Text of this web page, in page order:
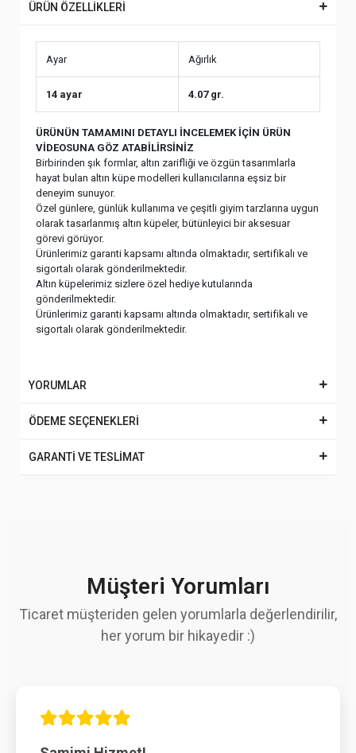
ÜRÜN ÖZELLİKLERİ
Ayar Ağırlık
14 ayar 4.07 gr.
ÜRÜNÜN TAMAMINI DETAYLI İNCELEMEK İÇİN ÜRÜN
VİDEOSUNA GÖZ ATABİLİRSİNİZ
Birbirinden şık formlar, altın zarifliği ve özgün tasarımlarla
hayat bulan altın küpe modelleri kullanıcılarına eşsiz bir
deneyim sunuyor.
Özel günlere, günlük kullanıma ve çeşitli giyim tarzlarına uygun
olarak tasarlanmış altın küpeler, bütünleyici bir aksesuar
görevi görüyor.
Ürünlerimiz garanti kapsamı altında olmaktadır, sertifikalı ve
sigortalı olarak gönderilmektedir.
Altın küpelerimiz sizlere özel hediye kutularında
gönderilmektedir.
Ürünlerimiz garanti kapsamı altında olmaktadır, sertifikalı ve
sigortalı olarak gönderilmektedir.
YORUMLAR
ÖDEME SEÇENEKLERİ
GARANTİ VE TESLİMAT
Müşteri Yorumları
Ticaret müşteriden gelen yorumlarla değerlendirilir,
her yorum bir hikayedir :)